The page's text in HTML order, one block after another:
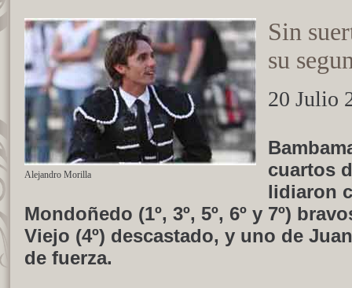
Alejandro Morilla
Sin
su
20 Julio
cuartos
lidiaron
Mondoñedo (1º, 3º, 5º, 6º y 7º)
Viejo (4º) descastado, y uno de
de fuerza.